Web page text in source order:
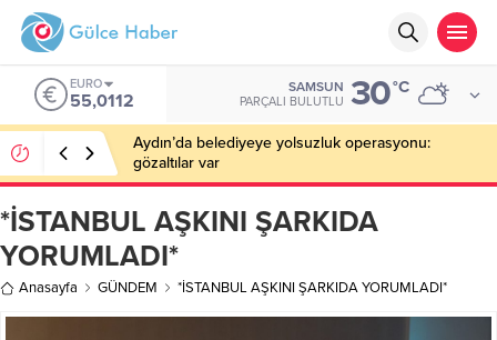
EURO
55,0112
SAMSUN
PARÇALI BULUTLU 30°C
Aydın’da belediyeye yolsuzluk operasyonu:
gözaltılar var
*İSTANBUL AŞKINI ŞARKIDA
YORUMLADI*
Anasayfa GÜNDEM *İSTANBUL AŞKINI ŞARKIDA YORUMLADI*